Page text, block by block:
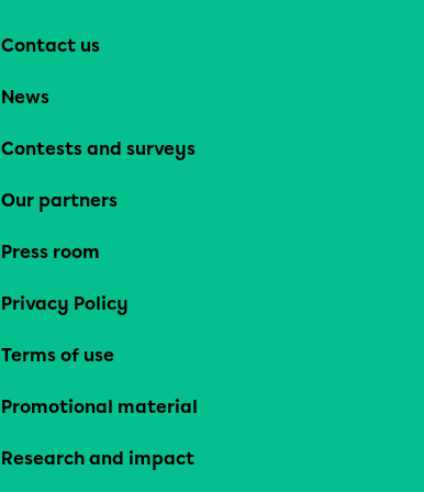
Contact us
News
Contests and surveys
Our partners
Press room
Privacy Policy
Terms of use
Promotional material
Research and impact